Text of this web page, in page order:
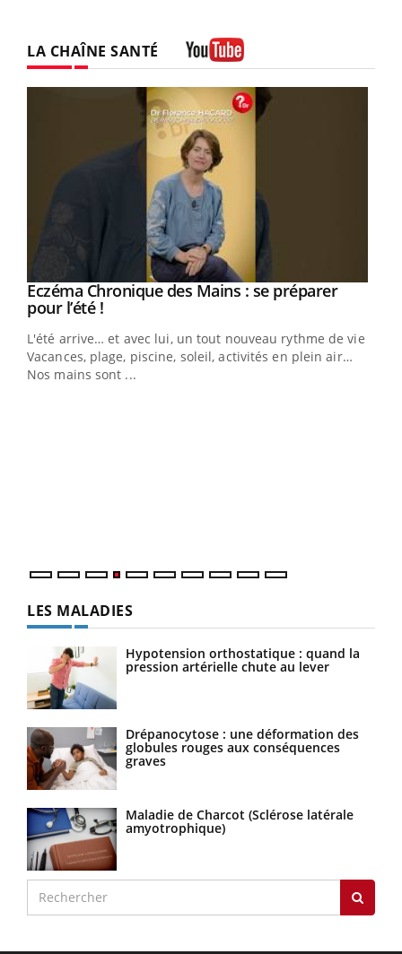
LA CHAÎNE SANTÉ
Youtube
Eczéma Chronique des Mains : se préparer
pour l’été !Youtube
L'été arrive… et avec lui, un tout nouveau rythme de vie !
Vacances, plage, piscine, soleil, activités en plein air…
Nos mains sont ...
LES MALADIES
Hypotension orthostatique : quand la
pression artérielle chute au lever
Drépanocytose : une déformation des
globules rouges aux conséquences
graves
Maladie de Charcot (Sclérose latérale
amyotrophique)